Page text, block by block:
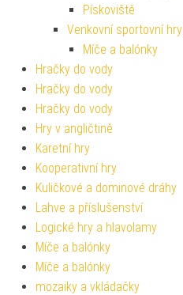
Pískoviště
Venkovní sportovní hry
Míče a balónky
Hračky do vody
Hračky do vody
Hračky do vody
Hry v angličtině
Karetní hry
Kooperativní hry
Kuličkové a dominové dráhy
Lahve a příslušenství
Logické hry a hlavolamy
Míče a balónky
Míče a balónky
mozaiky a vkládačky